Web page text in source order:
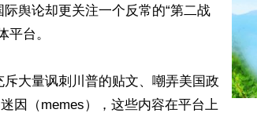
舆论却更关注一个反常的“第二战
台。
大量讽刺川普的贴文、嘲弄美国政
因（memes），这些内容在平台上